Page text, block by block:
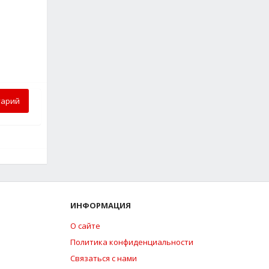
ИНФОРМАЦИЯ
О сайте
Политика конфиденциальности
Связаться с нами